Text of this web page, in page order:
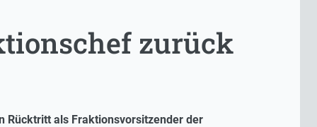
zurück
Rücktritt als Fraktionsvorsitzender der